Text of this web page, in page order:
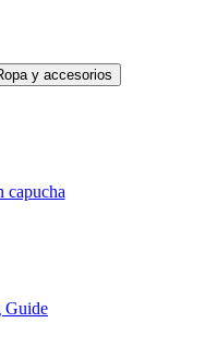
y accesorios
capucha
Guide